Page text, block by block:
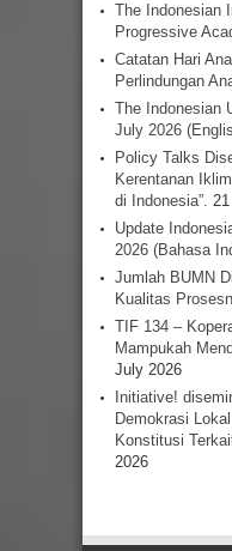
The Indonesian
Progressive
Catatan Hari
Perlindungan
The Indonesian
July 2026
Policy Talks
Kerentanan
di Indonesia”.
Update
2026 (Bahasa
Jumlah BUMN
Kualitas
TIF 134 –
Mampukah
July 2026
Initiative!
Demokrasi
Konstitusi
2026